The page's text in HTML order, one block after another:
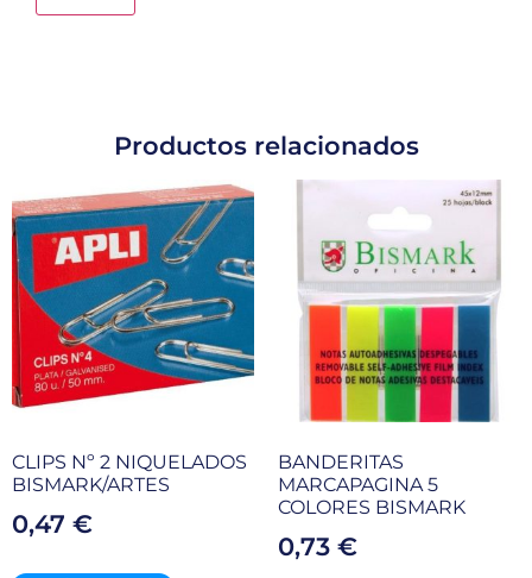
Productos relacionados
CLIPS Nº 2 NIQUELADOS
BISMARK/ARTES
0,47 €
BANDERITAS
MARCAPAGINA 5
COLORES BISMARK
0,73 €